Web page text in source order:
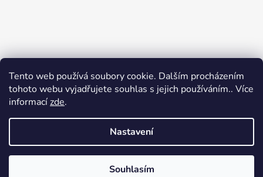
Tento web používá soubory cookie. Dalším procházením
tohoto webu vyjadřujete souhlas s jejich používáním.. Více
informacízde.
Nastavení
Souhlasím
Vytvořil Shoptet|Realizoval Appgrade
Železářství Keller